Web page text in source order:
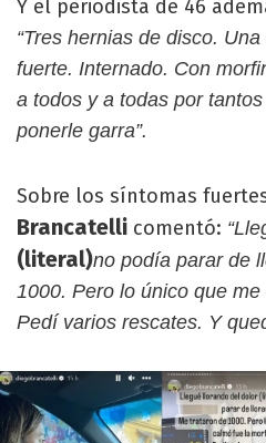
Y el periodista de 46
“Tres hernias de disco.
fuerte. Internado. Con
a todos y a todas por
ponerle garra”.
Sobre los síntomas
Brancatelli comentó:
(literal)no podía parar de
1000. Pero lo único que
Pedí varios rescates. Y